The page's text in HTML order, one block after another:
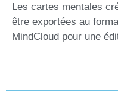
Les cartes mentales
être exportées au
MindCloud pour une